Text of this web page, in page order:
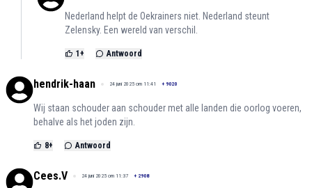
Nederland helpt de Oekrainers niet. Nederland steunt
Zelensky. Een wereld van verschil.
1 + Antwoord
hendrik-haan 24 juni 2025 om 11:41 + 9020
Wij staan schouder aan schouder met alle landen die oorlog voeren,
behalve als het joden zijn.
8+ Antwoord
Cees.V 24 juni 2025 om 11:37 + 2908